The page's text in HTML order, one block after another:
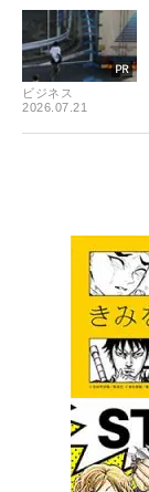
ビジネス
2026.07.21